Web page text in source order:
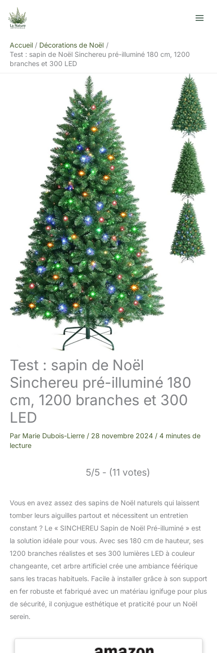
contenu
Accueil
Décorations de Noël
Test : sapin de Noël Sinchereu pré-illuminé 180 cm, 1200
branches et 300 LED
Test : sapin de Noël
Sinchereu pré-illuminé 180
cm, 1200 branches et 300
LED
Par Marie Dubois-Lierre / 28 novembre 2024 / 4 minutes de
lecture
5/5 - (11 votes)
Vous en avez assez des sapins de Noël naturels qui laissent
tomber leurs aiguilles partout et nécessitent un entretien
constant ? Le « SINCHEREU Sapin de Noël Pré-illuminé » est
la solution idéale pour vous. Avec ses 180 cm de hauteur, ses
1200 branches réalistes et ses 300 lumières LED à couleur
changeante, cet arbre artificiel crée une ambiance féérique
sans les tracas habituels. Facile à installer grâce à son support
en fer robuste et fabriqué avec un matériau ignifuge pour plus
de sécurité, il conjugue esthétique et praticité pour un Noël
serein.
e
h
e